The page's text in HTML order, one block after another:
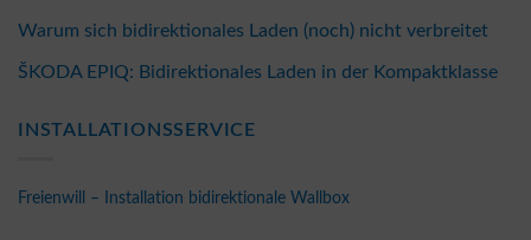
Warum sich bidirektionales Laden (noch) nicht verbreitet
ŠKODA EPIQ: Bidirektionales Laden in der Kompaktklasse
INSTALLATIONSSERVICE
Freienwill – Installation bidirektionale Wallbox